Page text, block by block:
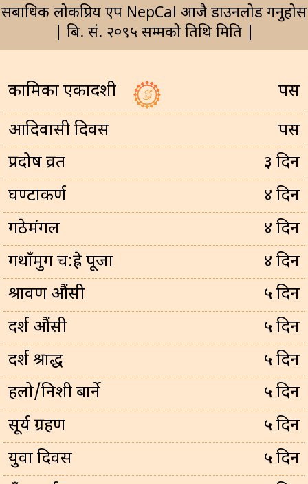
सर्बाधिक लोकप्रिय एप NepCal आजै डाउनलोड गर्नुहोस
| बि. सं. २०९५ सम्मको तिथि मिति |
कामिका एकादशी
पर्सि
आदिवासी दिवस
पर्सि
प्रदोष व्रत
३ दिन
घण्टाकर्ण
४ दिन
गठेमंगल
४ दिन
गथाँमुग च:ह्रे पूजा
४ दिन
श्रावण औंसी
५ दिन
दर्श औंसी
५ दिन
दर्श श्राद्ध
५ दिन
हलो/निशी बार्ने
५ दिन
सूर्य ग्रहण
५ दिन
युवा दिवस
५ दिन